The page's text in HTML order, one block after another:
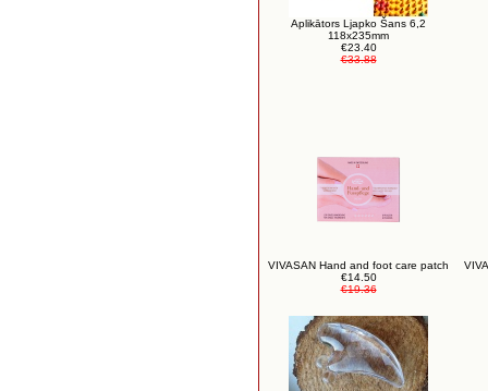
Aplikātors Ljapko Šans 6,2
118x235mm
€23.40
€33.88
VIVASAN Hand and foot care patch
€14.50
€19.36